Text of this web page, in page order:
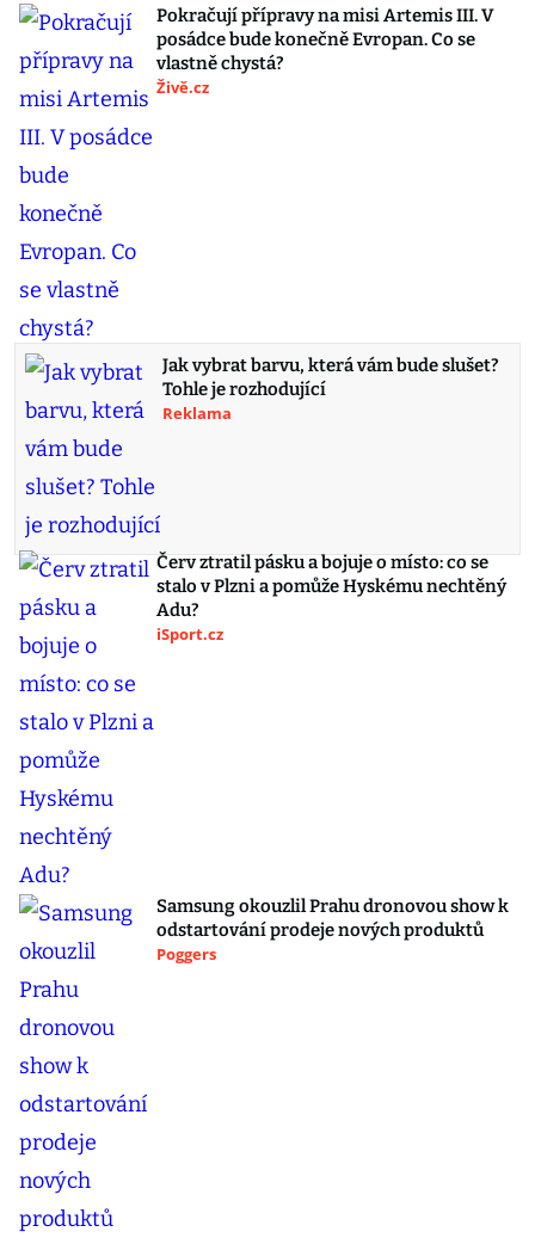
Pokračují přípravy na misi Artemis III. V
posádce bude konečně Evropan. Co se
vlastně chystá?
Živě.cz
Jak vybrat barvu, která vám bude slušet?
Tohle je rozhodující
Reklama
Červ ztratil pásku a bojuje o místo: co se
stalo v Plzni a pomůže Hyskému nechtěný
Adu?
iSport.cz
Samsung okouzlil Prahu dronovou show k
odstartování prodeje nových produktů
Poggers